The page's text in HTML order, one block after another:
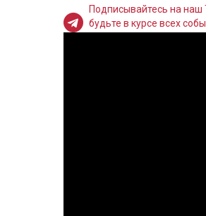
Подписывайтесь на наш
будьте в курсе всех